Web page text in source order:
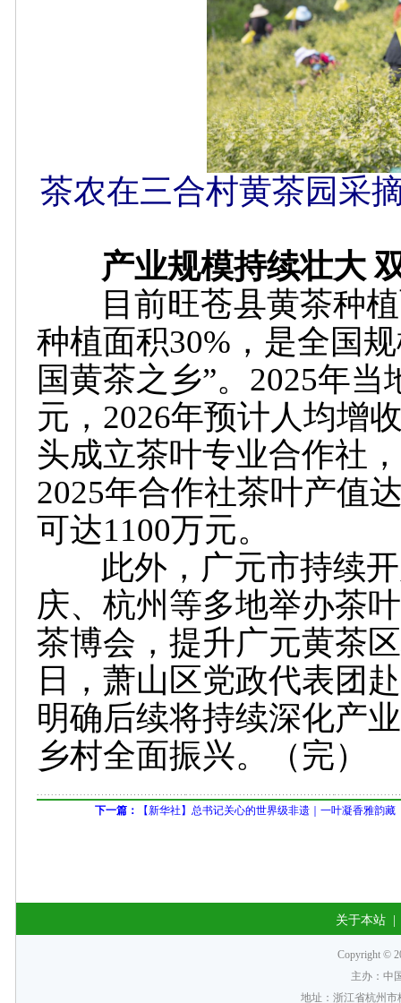
茶农在三合村黄茶园采
产业规模持续壮大 双
目前旺苍县黄茶种植
种植面积30%，是全国
国黄茶之乡”。2025年
元，2026年预计人均增
头成立茶叶专业合作社
2025年合作社茶叶产值
可达1100万元。
此外，广元市持续开
庆、杭州等多地举办茶
茶博会，提升广元黄茶
日，萧山区党政代表团
明确后续将持续深化产
乡村全面振兴。（完）
下一篇： 【新华社】总书记关心的世界级非遗｜一叶凝香雅韵藏
关于本站
Copyright ©
主办：中
地址：浙江省杭州